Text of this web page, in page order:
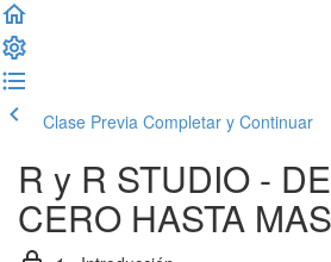
Clase Previa Completar y Continuar
R y R STUDIO -
CERO HASTA